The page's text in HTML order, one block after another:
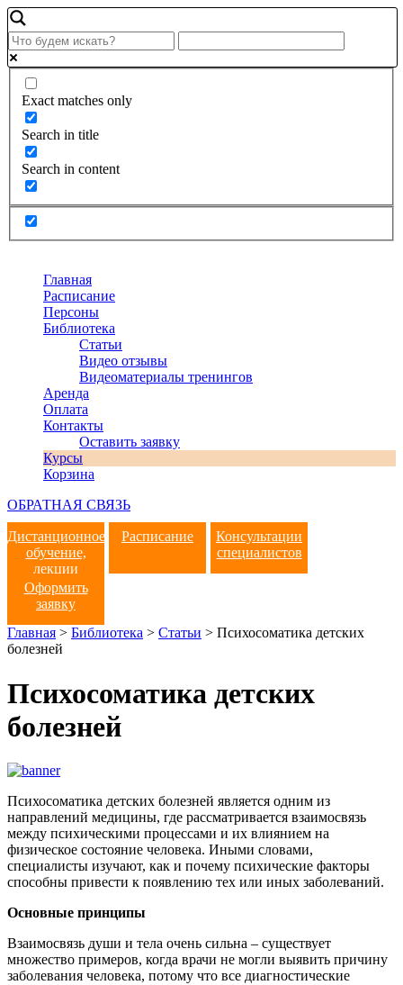
Exact matches only
Search in title
Search in content
Главная
Расписание
Персоны
Библиотека
Статьи
Видео отзывы
Видеоматериалы тренингов
Аренда
Оплата
Контакты
Оставить заявку
Курсы
Корзина
ОБРАТНАЯ СВЯЗЬ
Дистанционное
обучение,
лекции
Расписание
Консультации
специалистов
Оформить
заявку
Главная > Библиотека > Статьи > Психосоматика детских
болезней
Психосоматика детских
болезней
Психосоматика детских болезней является одним из
направлений медицины, где рассматривается взаимосвязь
между психическими процессами и их влиянием на
физическое состояние человека. Иными словами,
специалисты изучают, как и почему психические факторы
способны привести к появлению тех или иных заболеваний.
Основные принципы
Взаимосвязь души и тела очень сильна – существует
множество примеров, когда врачи не могли выявить причину
заболевания человека, потому что все диагностические